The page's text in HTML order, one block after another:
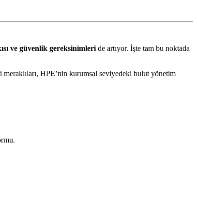
ve güvenlik gereksinimleri de artıyor. İşte tam bu noktada
HPE’nin kurumsal seviyedeki bulut yönetim